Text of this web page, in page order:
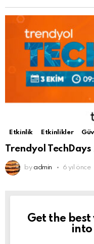
Etkinlik Etkinlikler
Trendyol
by admin 6 yıl önce
NEWSLETTER
Get the